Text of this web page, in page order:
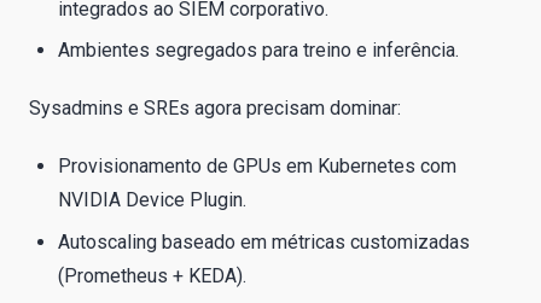
integrados ao SIEM corporativo.
Ambientes segregados para treino e inferência.
Sysadmins e SREs agora precisam dominar:
Provisionamento de GPUs em Kubernetes com
NVIDIA Device Plugin.
Autoscaling baseado em métricas customizadas
(Prometheus + KEDA).